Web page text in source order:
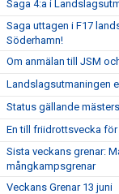
Saga 4:a i
Saga uttagen i F17
Söderhamn!
Om anmälan till JSM
Landslagsutmaningen
Status gällande
En till friidrottsvecka
Sista veckans grenar:
mångkampsgrenar
Veckans Grenar 13 juni